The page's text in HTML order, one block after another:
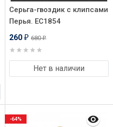
Серьга-гвоздик с клипсами
Перья. EC1854
260 ₽ 680₽
Нет в наличии
-64%